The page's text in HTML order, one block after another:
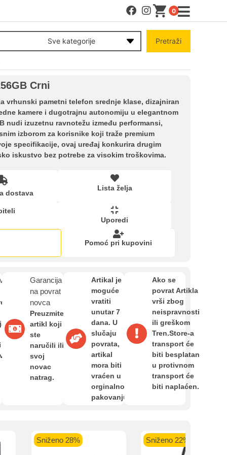
0
Sve kategorije Pretraži
Crni
vrhunski pametni telefon srednje klase, dizajniran
kamere i dugotrajnu autonomiju u elegantnom
nudi izuzetnu ravnotežu između performansi,
izborom za korisnike koji traže premium
specifikacije, ovaj uređaj konkurira drugim
iskustvo bez potrebe za visokim troškovima.
dostava
Lista želja
Uporedi
Pomoć pri kupovini
Garancija
na povrat
novca
Preuzmite
artikl koji
ste
naručili ili
svoj
novac
natrag.
Artikal je
moguće
vratiti
unutar 7
dana. U
slučaju
povrata,
artikal
mora biti
vraćen u
orginalnom
pakovanju.
Ako se
povrat Artikla
vrši zbog
neispravnosti
ili greškom
Tren.Store-a
transport će
biti besplatan
u protivnom
transport će
biti naplaćen.
28%
Račun
Kupovina na rate
Lista želja
Zahtjev za reklamaciju
Privatnost kupca
Uvjeti i odredbe
ispod.
VISA
Sparkasse banka
Raiffeisen banka VISA